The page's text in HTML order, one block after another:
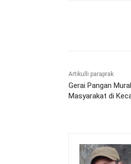
Artikulli paraprak
Gerai Pangan
Masyarakat di